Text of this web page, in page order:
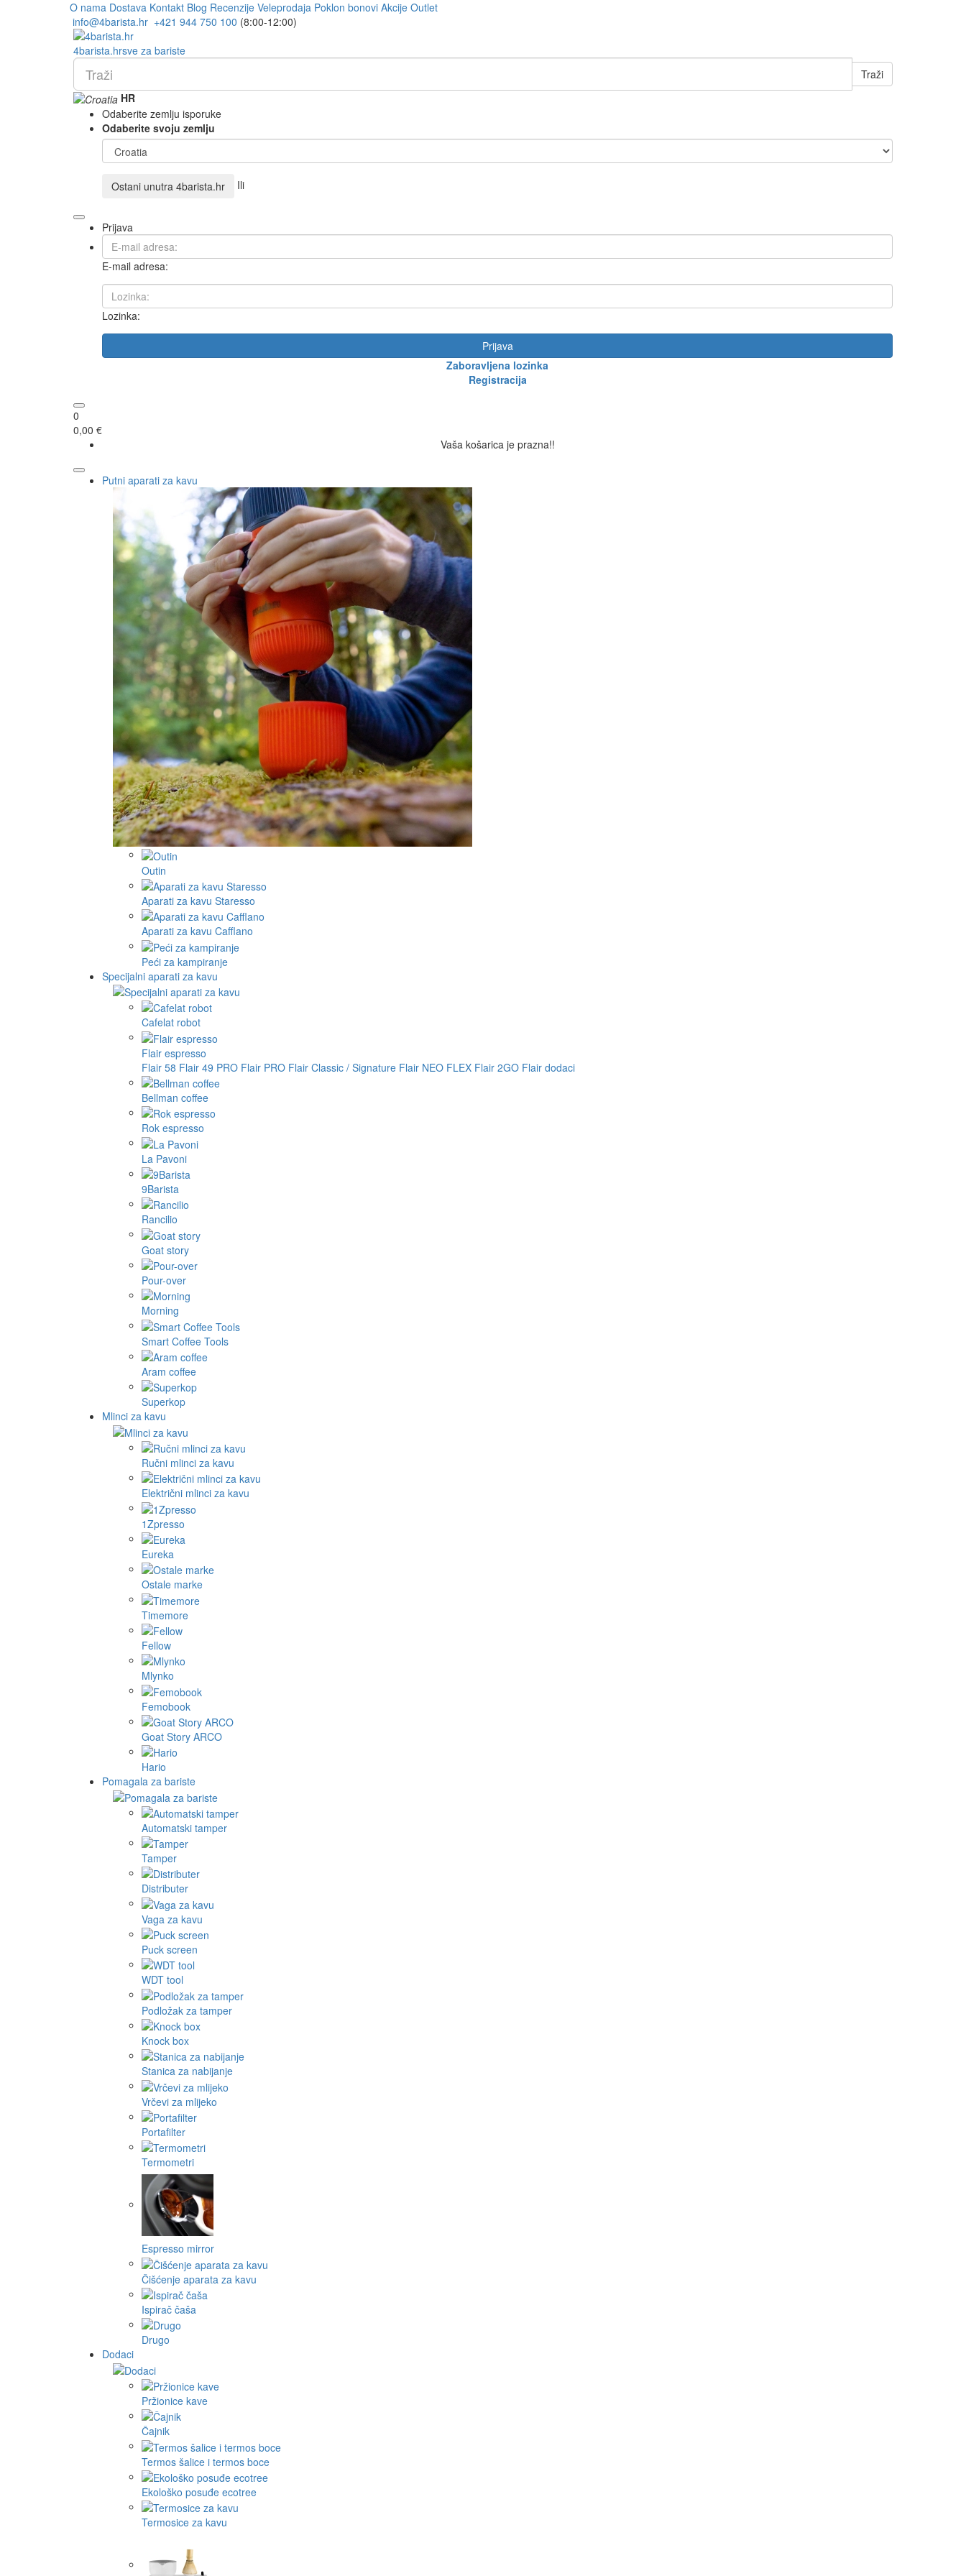
O nama Dostava Kontakt Blog Recenzije Veleprodaja Poklon bonovi Akcije Outlet
info@4barista.hr +421 944 750 100 (8:00-12:00)
4barista.hrsve za bariste
Traži
HR
Odaberite zemlju isporuke
Odaberite svoju zemlju
Ostani unutra 4barista.hr Ili
Prijava
E-mail adresa:
Lozinka:
Prijava
Zaboravljena lozinka
Registracija
0
0,00 €
Vaša košarica je prazna!!
Putni aparati za kavu
Outin
Aparati za kavu Staresso
Aparati za kavu Cafflano
Peći za kampiranje
Specijalni aparati za kavu
Cafelat robot
Flair espresso
Flair 58 Flair 49 PRO Flair PRO Flair Classic / Signature Flair NEO FLEX Flair 2GO Flair dodaci
Bellman coffee
Rok espresso
La Pavoni
9Barista
Rancilio
Goat story
Pour-over
Morning
Smart Coffee Tools
Aram coffee
Superkop
Mlinci za kavu
Ručni mlinci za kavu
Električni mlinci za kavu
1Zpresso
Eureka
Ostale marke
Timemore
Fellow
Mlynko
Femobook
Goat Story ARCO
Hario
Pomagala za bariste
Automatski tamper
Tamper
Distributer
Vaga za kavu
Puck screen
WDT tool
Podložak za tamper
Knock box
Stanica za nabijanje
Vrčevi za mlijeko
Portafilter
Termometri
Espresso mirror
Čišćenje aparata za kavu
Ispirač čaša
Drugo
Dodaci
Pržionice kave
Čajnik
Termos šalice i termos boce
Ekološko posuđe ecotree
Termosice za kavu